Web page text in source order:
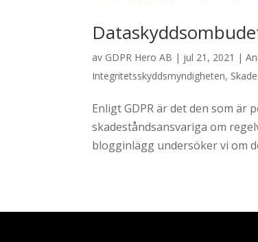
av GDPR Hero AB | jul 21, 2021 |
Integritetsskyddsmyndigheten,
Enligt GDPR är det den som
skadeståndsansvariga om
blogginlägg undersöker vi om